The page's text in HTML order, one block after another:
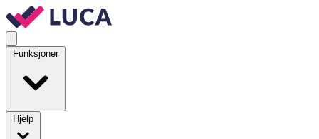
Funksjoner
Hjelp